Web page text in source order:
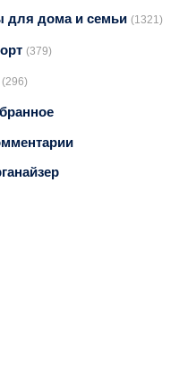
для дома и семьи (1321)
(379)
(296)